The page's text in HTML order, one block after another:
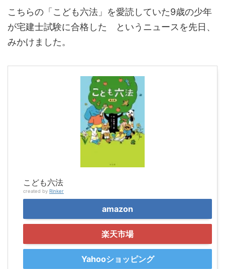
こちらの「こども六法」を愛読していた9歳の少年
が宅建士試験に合格した というニュースを先日、
みかけました。
こども六法
created by Rinker
amazon
楽天市場
Yahooショッピング